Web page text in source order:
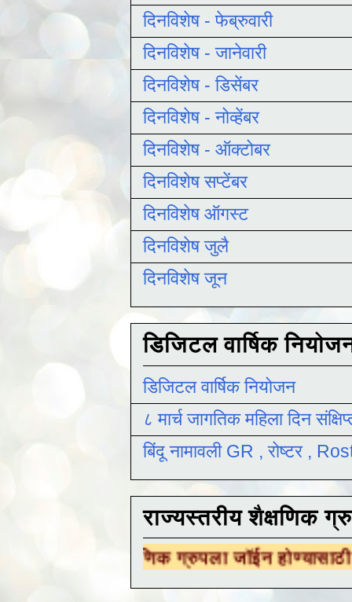
दिनविशेष - फेब्रुवारी
दिनविशेष - जानेवारी
दिनविशेष - डिसेंबर
दिनविशेष - नोव्हेंबर
दिनविशेष - ऑक्टोबर
दिनविशेष सप्टेंबर
दिनविशेष ऑगस्ट
दिनविशेष जुलै
दिनविशेष जून
डिजिटल वार्षिक
डिजिटल वार्षिक नियोजन
८ मार्च जागतिक महिला दिन
बिंदू नामावली GR , रोष्टर ,
राज्यस्तरीय शैक्षणिक
शैक्षणिक ग्रुपला जॉईन होण्यासाठीयेथे क्लिक